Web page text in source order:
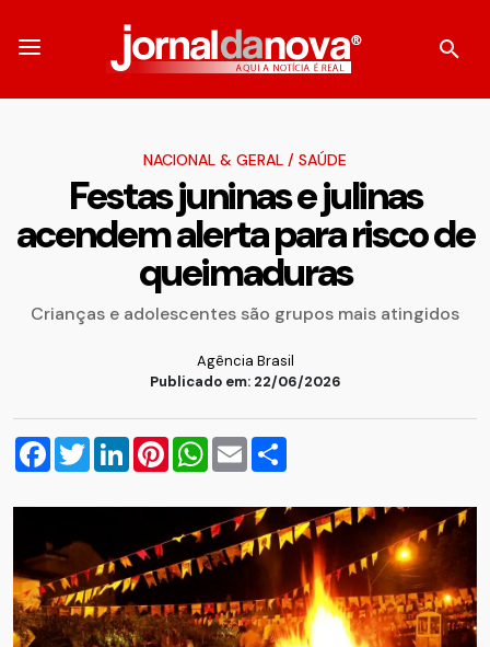
NACIONAL & GERAL / SAÚDE
Festas juninas e julinas
acendem alerta para risco de
queimaduras
Crianças e adolescentes são grupos mais atingidos
Agência Brasil
Publicado em: 22/06/2026
Facebook
TwitterLinkedInPinterestWhatsApp
Email